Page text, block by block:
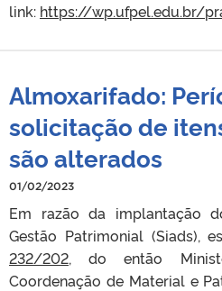
link: https://wp.ufpel.edu.br/
Almoxarifado:
solicitação de
são alterados
01/02/2023
Em razão da implantação
Gestão Patrimonial (Siads),
232/202, do então
Coordenação de Material e